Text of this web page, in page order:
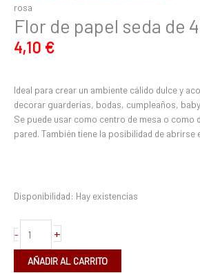
rosa
Flor de papel seda de
4,10 €
Ideal para crear un ambiente cálido dulce y
decorar guarderías, bodas, cumpleaños,
Se puede usar como centro de mesa o como
pared. También tiene la posibilidad de abrirse
Disponibilidad: Hay existencias
- +
AÑADIR AL CARRITO